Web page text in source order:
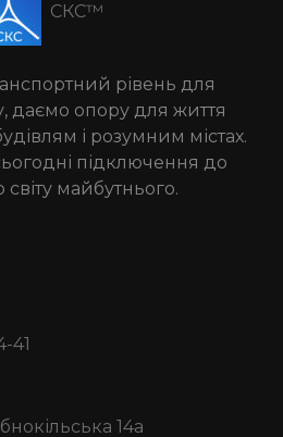
СКС™
рівень для
даємо опору для життя
і розумним містах.
підключення до
майбутнього.
41
14а